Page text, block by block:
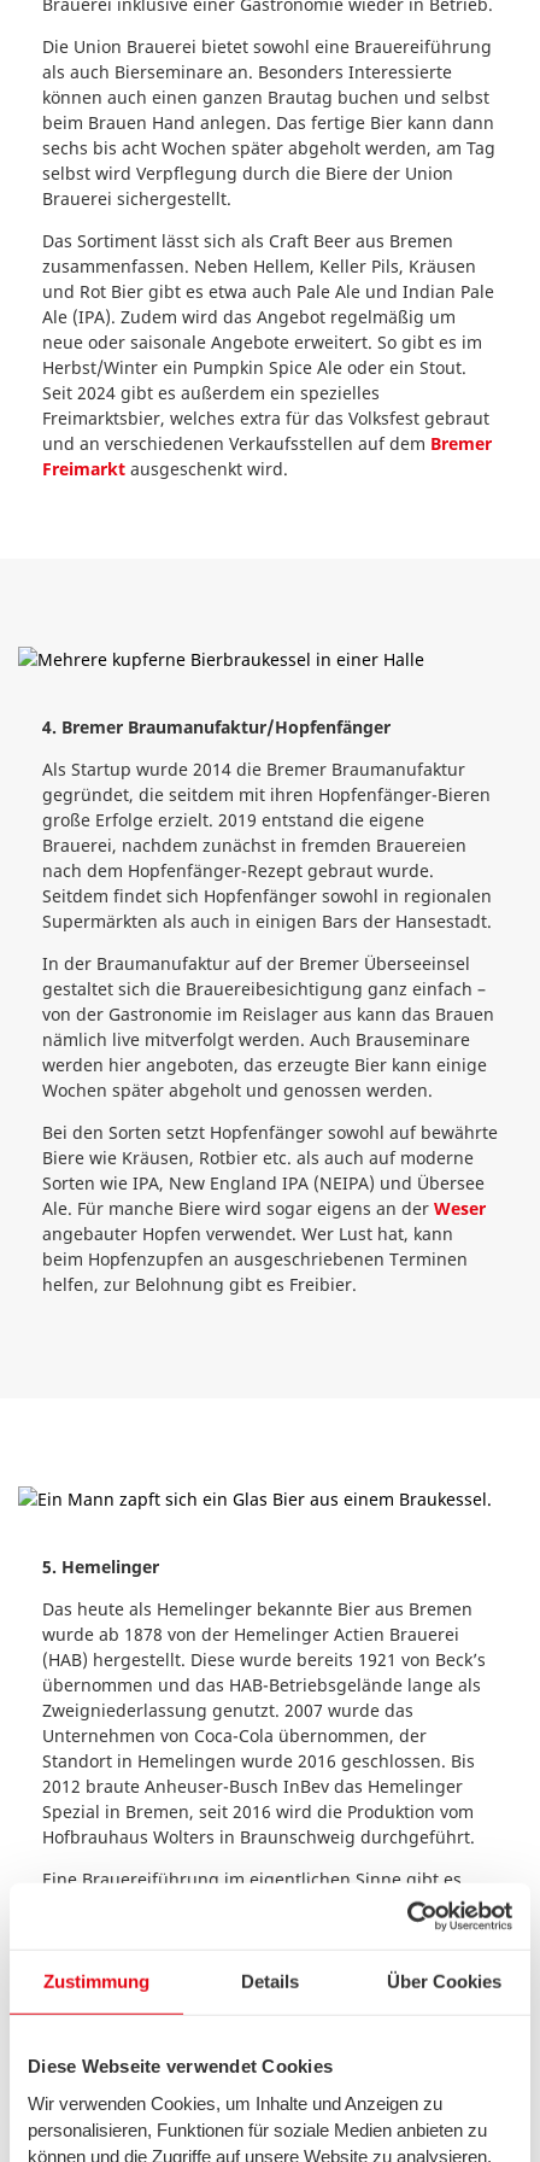
Zustimmung Details Über Cookies
Diese Webseite verwendet Cookies
Wir verwenden Cookies, um Inhalte und Anzeigen zu
personalisieren, Funktionen für soziale Medien anbieten zu
können und die Zugriffe auf unsere Website zu analysieren.
Die Union Brauerei bietet sowohl eine Brauereiführung
als auch Bierseminare an. Besonders Interessierte
können auch einen ganzen Brautag buchen und selbst
beim Brauen Hand anlegen. Das fertige Bier kann dann
sechs bis acht Wochen später abgeholt werden, am Tag
selbst wird Verpflegung durch die Biere der Union
Brauerei sichergestellt.
Das Sortiment lässt sich als Craft Beer aus Bremen
zusammenfassen. Neben Hellem, Keller Pils, Kräusen
und Rot Bier gibt es etwa auch Pale Ale und Indian Pale
Ale (IPA). Zudem wird das Angebot regelmäßig um
neue oder saisonale Angebote erweitert. So gibt es im
Herbst/Winter ein Pumpkin Spice Ale oder ein Stout.
Seit 2024 gibt es außerdem ein spezielles
Freimarktsbier, welches extra für das Volksfest gebraut
und an verschiedenen Verkaufsstellen auf dem Bremer
Freimarkt ausgeschenkt wird.
4. Bremer Braumanufaktur/Hopfenfänger
Als Startup wurde 2014 die Bremer Braumanufaktur
gegründet, die seitdem mit ihren Hopfenfänger-Bieren
große Erfolge erzielt. 2019 entstand die eigene
Brauerei, nachdem zunächst in fremden Brauereien
nach dem Hopfenfänger-Rezept gebraut wurde.
Seitdem findet sich Hopfenfänger sowohl in regionalen
Supermärkten als auch in einigen Bars der Hansestadt.
In der Braumanufaktur auf der Bremer Überseeinsel
gestaltet sich die Brauereibesichtigung ganz einfach –
von der Gastronomie im Reislager aus kann das Brauen
nämlich live mitverfolgt werden. Auch Brauseminare
werden hier angeboten, das erzeugte Bier kann einige
Wochen später abgeholt und genossen werden.
Bei den Sorten setzt Hopfenfänger sowohl auf bewährte
Biere wie Kräusen, Rotbier etc. als auch auf moderne
Sorten wie IPA, New England IPA (NEIPA) und Übersee
Ale. Für manche Biere wird sogar eigens an der Weser
angebauter Hopfen verwendet. Wer Lust hat, kann
beim Hopfenzupfen an ausgeschriebenen Terminen
helfen, zur Belohnung gibt es Freibier.
5. Hemelinger
Das heute als Hemelinger bekannte Bier aus Bremen
wurde ab 1878 von der Hemelinger Actien Brauerei
(HAB) hergestellt. Diese wurde bereits 1921 von Beck’s
übernommen und das HAB-Betriebsgelände lange als
Zweigniederlassung genutzt. 2007 wurde das
Unternehmen von Coca-Cola übernommen, der
Standort in Hemelingen wurde 2016 geschlossen. Bis
2012 braute Anheuser-Busch InBev das Hemelinger
Spezial in Bremen, seit 2016 wird die Produktion vom
Hofbrauhaus Wolters in Braunschweig durchgeführt.
Eine Brauereiführung im eigentlichen Sinne gibt es
beim Hemelinger entsprechend nicht. Im Sortiment
befinden sich unterschiedliche Sorten, darunter z. B.
bekanntesten ist die Sorte Hemelinger Spezial, ein
6. Schüttinger
Schüttinger versteht sich als erste Bremer
Gasthausbrauerei. Ziel des Unternehmens ist es,